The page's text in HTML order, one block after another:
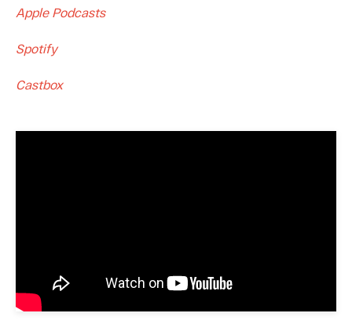
Apple Podcasts
Spotify
Castbox